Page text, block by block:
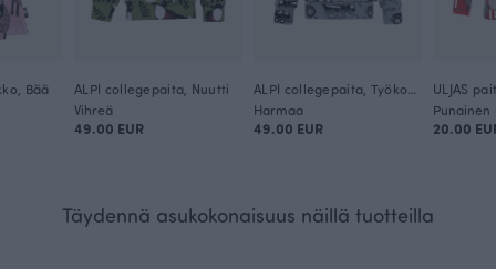
Bää
ALPI collegepaita, Nuutti
Vihreä
49.00 EUR
Harmaa
49.00 EUR
ULJAS
Punainen
20.00
Täydennä asukokonaisuus näillä tuotteilla